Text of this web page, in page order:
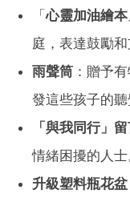
「心靈加油繪本
庭，表達鼓勵和
雨聲筒 ：贈予
發這些孩子的聽
「與我同行」
情緒困擾的人士
升級塑料瓶花盆